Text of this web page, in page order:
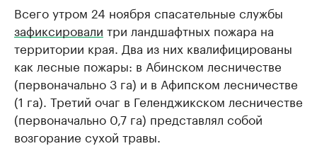
Всего утром 24 ноября спасательные службы
зафиксировали три ландшафтных пожара на
территории края. Два из них квалифицированы
как лесные пожары: в Абинском лесничестве
(первоначально 3 га) и в Афипском лесничестве
(1 га). Третий очаг в Геленджикском лесничестве
(первоначально 0,7 га) представлял собой
возгорание сухой травы.